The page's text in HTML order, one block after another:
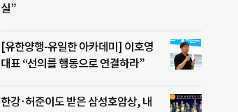
실”
[유한양행-유일한 아카데미] 이호영
대표 “선의를 행동으로 연결하라”
한강·허준이도 받은 삼성호암상, 내